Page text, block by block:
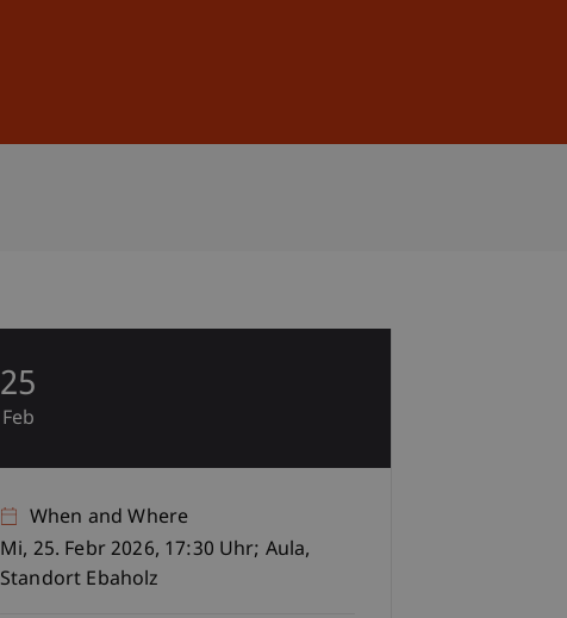
25
Feb
When and Where
Mi, 25. Febr 2026, 17:30 Uhr; Aula,
Standort Ebaholz